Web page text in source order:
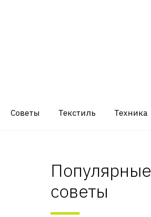
Советы Текстиль Техника
Популярные
советы